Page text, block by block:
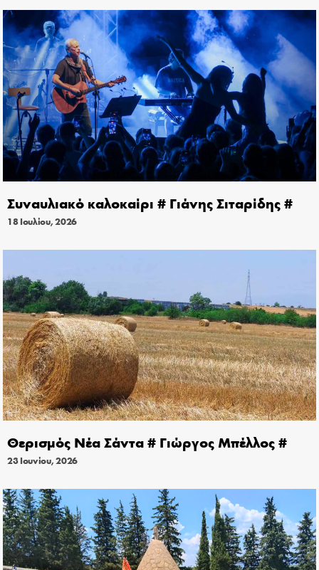
Συναυλιακό καλοκαίρι # Γιάνης Σιταρίδης #
18 Ιουλίου, 2026
Θερισμός Νέα Σάντα # Γιώργος Μπέλλος #
23 Ιουνίου, 2026